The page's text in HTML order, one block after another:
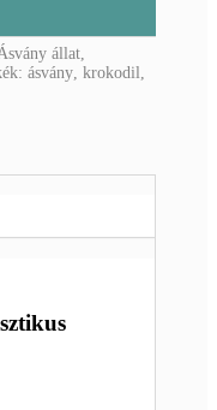
állat
ásvány ,krokodil